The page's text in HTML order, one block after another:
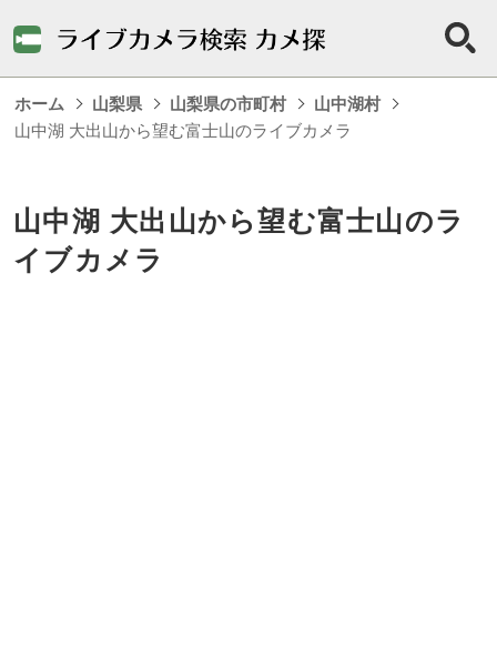
ホーム 山梨県 山梨県の市町村
山中湖村
山中湖 大出山から望む富士山のライブカメラ
山中湖 大出山から望む富士山のラ
イブカメラ